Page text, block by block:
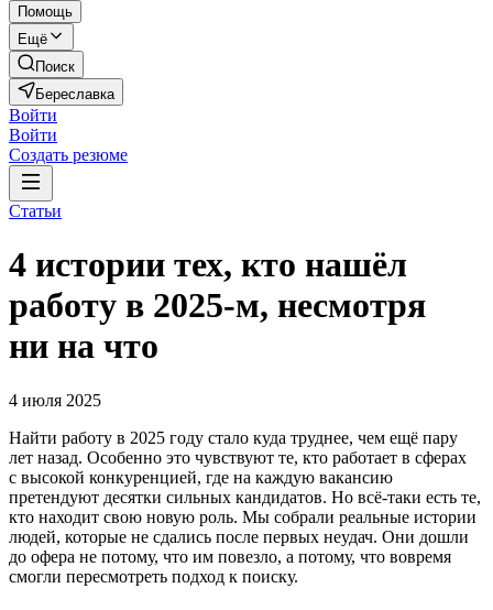
Помощь
Ещё
Поиск
Береславка
Войти
Войти
Создать резюме
Статьи
4 истории тех, кто нашёл
работу в 2025-м, несмотря
ни на что
4 июля 2025
Найти работу в 2025 году стало куда труднее, чем ещё пару
лет назад. Особенно это чувствуют те, кто работает в сферах
с высокой конкуренцией, где на каждую вакансию
претендуют десятки сильных кандидатов. Но всё-таки есть те,
кто находит свою новую роль. Мы собрали реальные истории
людей, которые не сдались после первых неудач. Они дошли
до офера не потому, что им повезло, а потому, что вовремя
смогли пересмотреть подход к поиску.